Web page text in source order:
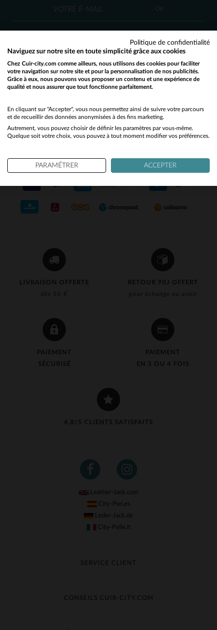
(2)
LIVRAISON OFFERTE
dès 50 €
RETOUR 90J OFFERT
pour échange ou avoir
PAIEMENT
SÉCURISÉ
PAIEMENT
EN 3 OU 4 FOIS
4,8/5 CLIENTS SATISFAITS
OK
SERVICE CLIENT
Nos conseillers sont à votre écoute
du lundi au vendredi de 10h à 12h30
et de 13h30 à 18h.
NOS PARTENAIRES DE CONFIANCE
Leather-Jack.com
City-Piel.es
Leder-Jack.de
City-Pelle.it
SERVICE CLIENT
Échange & Remboursement
CONSEILS CUIR-CITY.COM
Would you like to be redirected to our English site?
No
Yes
Politique de confidentialité
Naviguez sur notre site en toute simplicité grâce aux cookies
Chez Cuir-city.com comme ailleurs, nous utilisons des cookies pour faciliter
votre navigation sur notre site et pour la personnalisation de nos publicités.
Grâce à eux, nous pouvons vous proposer un contenu et une expérience de
qualité et nous assurer que tout fonctionne parfaitement.
En cliquant sur "Accepter", vous nous permettez ainsi de suivre votre parcours
et de recueillir des données anonymisées à des fins marketing.
Autrement, vous pouvez choisir de définir les paramètres par vous-même.
Quelque soit votre choix, vous pouvez à tout moment modifier vos préférences.
PARAMÉTRER ACCEPTER